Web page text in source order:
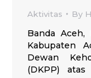
Aktivitas By
Banda
Kabupaten
Dewan
(DKPP)